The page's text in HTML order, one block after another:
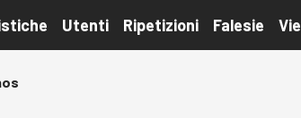
Utenti Ripetizioni Falesie Vie